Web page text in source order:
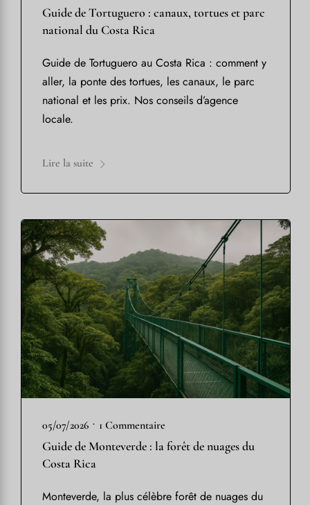
Guide de Tortuguero : canaux, tortues et parc
national du Costa Rica
Guide de Tortuguero au Costa Rica : comment y
aller, la ponte des tortues, les canaux, le parc
national et les prix. Nos conseils d’agence
locale.
Lire la suite
05/07/2026 • 1 Commentaire
Guide de Monteverde : la forêt de nuages du
Costa Rica
Monteverde, la plus célèbre forêt de nuages du